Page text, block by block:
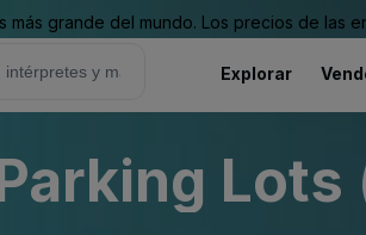
grande del mundo. Los precios de
Explorar
Lots